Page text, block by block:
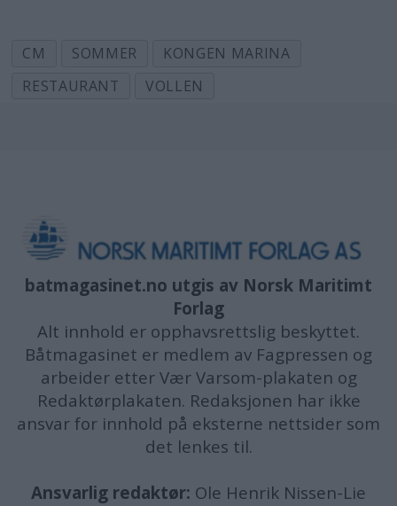
CM SOMMER
KONGEN MARINA
RESTAURANT
VOLLEN
batmagasinet.no utgis av Norsk Maritimt
Forlag
Alt innhold er opphavsrettslig beskyttet.
Båtmagasinet er medlem av Fagpressen og
arbeider etter Vær Varsom-plakaten og
Redaktørplakaten. Redaksjonen har ikke
ansvar for innhold på eksterne nettsider som
det lenkes til.
Ansvarlig redaktør: Ole Henrik Nissen-Lie